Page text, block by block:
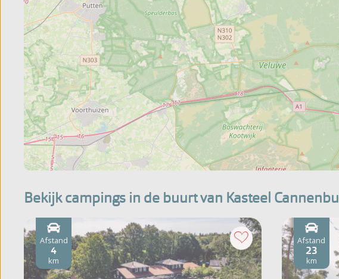
Bekijk campings in de buurt van Kasteel
Afstand
23
km
Afstand
4
km